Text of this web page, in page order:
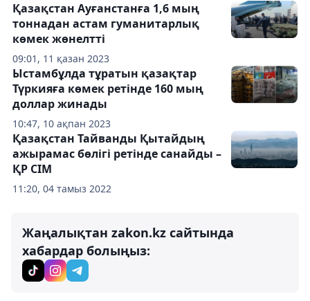
09:01, 11 қазан 2023
Қазақстан Ауғанстанға 1,6 мың
тоннадан астам гуманитарлық
көмек жөнелтті
10:47, 10 ақпан 2023
Ыстамбұлда тұратын қазақтар
Түркияға көмек ретінде 160 мың
доллар жинады
11:20, 04 тамыз 2022
Қазақстан Тайванды Қытайдың
ажырамас бөлігі ретінде санайды –
ҚР СІМ
Жаңалықтан zakon.kz сайтында
хабардар болыңыз: